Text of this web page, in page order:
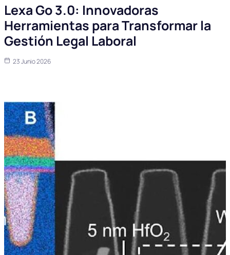
Lexa Go 3.0: Innovadoras
Herramientas para Transformar la
Gestión Legal Laboral
23 Junio 2026